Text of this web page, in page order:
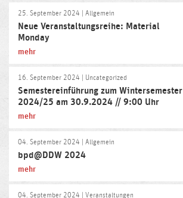
25. September 2024 | Allgemein
Neue Veranstaltungsreihe: Material
Monday
mehr
16. September 2024 | Uncategorized
Semestereinführung zum Wintersemester
2024/25 am 30.9.2024 // 9:00 Uhr
mehr
04. September 2024 | Allgemein
bpd@DDW 2024
mehr
04. September 2024 | Veranstaltungen